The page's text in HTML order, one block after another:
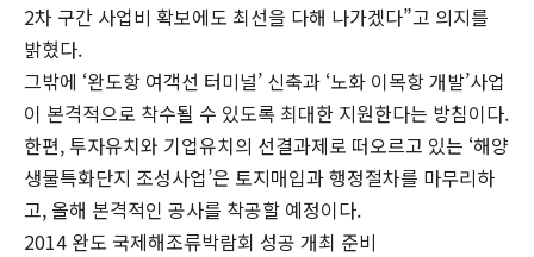
2차 구간 사업비 확보에도 최선을 다해 나가겠다”고 의지를
밝혔다.
그밖에 ‘완도항 여객선 터미널’ 신축과 ‘노화 이목항 개발’사업
이 본격적으로 착수될 수 있도록 최대한 지원한다는 방침이다.
한편, 투자유치와 기업유치의 선결과제로 떠오르고 있는 ‘해양
생물특화단지 조성사업’은 토지매입과 행정절차를 마무리하
고, 올해 본격적인 공사를 착공할 예정이다.
2014 완도 국제해조류박람회 성공 개최 준비